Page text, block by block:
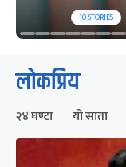
10STORIES
लोकप्रिय
२४ घण्टा यो साता